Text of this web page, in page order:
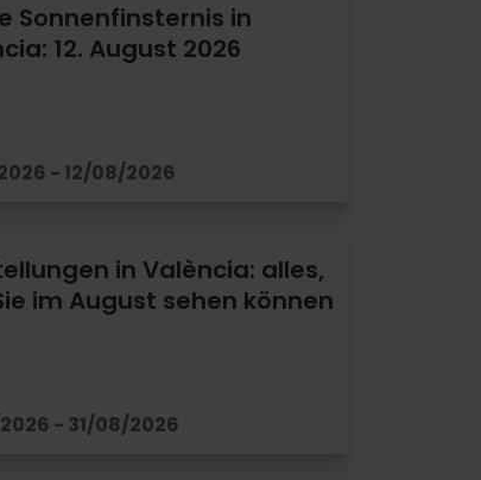
Sonnenfinsternis in
12. August 2026
- 12/08/2026
in València: alles,
im August sehen können
- 31/08/2026